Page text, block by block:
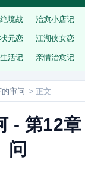
连载境战 治愈小店记
元恋 江湖侠女恋
活记 亲情治愈记
审问 > 正文
- 第12
问